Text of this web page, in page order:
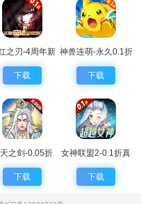
之刃-4周年新
版本0.1折
下载
神兽连萌-永久0.1折
下载
之剑-0.05折
下载
女神联盟2-0.1折真
女神
下载